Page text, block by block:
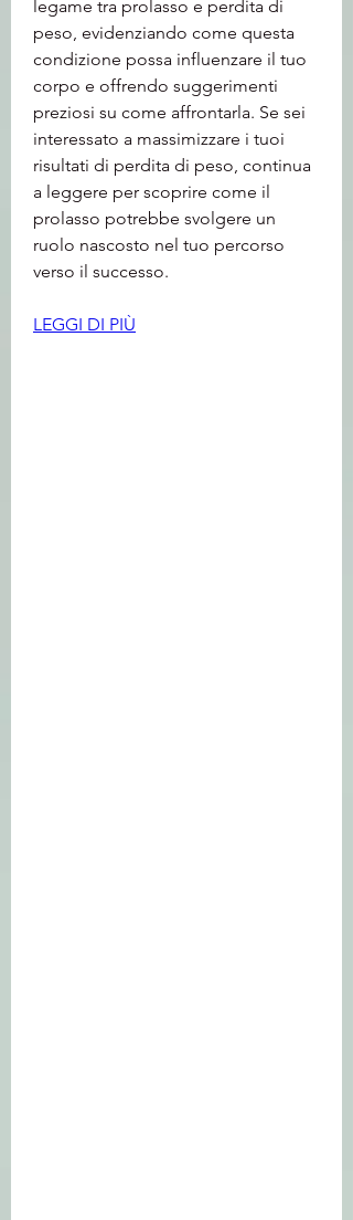
legame tra prolasso e perdita di
peso, evidenziando come questa
condizione possa influenzare il tuo
corpo e offrendo suggerimenti
preziosi su come affrontarla. Se sei
interessato a massimizzare i tuoi
risultati di perdita di peso, continua
a leggere per scoprire come il
prolasso potrebbe svolgere un
ruolo nascosto nel tuo percorso
verso il successo.
LEGGI DI PIÙ